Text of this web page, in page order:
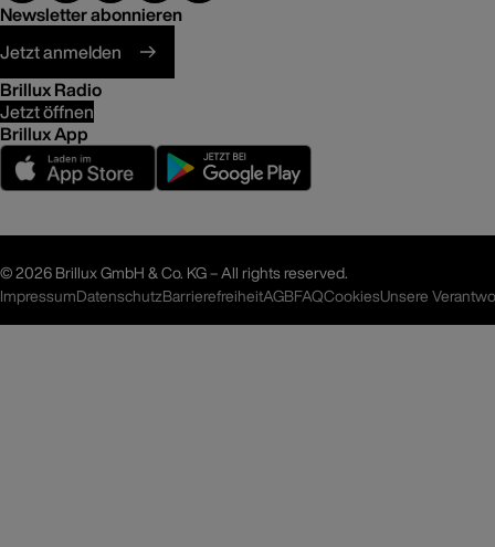
Newsletter abonnieren
Jetzt anmelden
Brillux Radio
Jetzt öffnen
Brillux App
©2026 Brillux GmbH & Co. KG – All rights reserved.
ImpressumDatenschutzBarrierefreiheitAGBFAQCookiesUnsere